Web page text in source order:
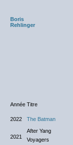
Boris
Rehlinger
Année Titre
2022
The Batman
2021
After Yang
Voyagers